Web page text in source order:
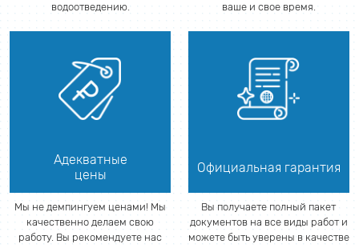
водоотведению.
ваше и свое время.
Адекватные
цены
Мы не демпингуем ценами! Мы
качественно делаем свою
работу. Вы рекомендуете нас
Официальная гарантия
Вы получаете полный пакет
документов на все виды работ и
можете быть уверены в качестве